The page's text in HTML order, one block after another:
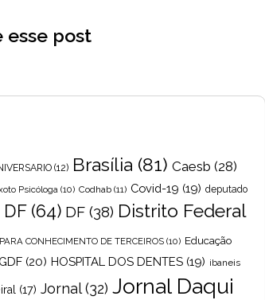
esse post
(12) Brasília (81) Caesb (28)
Psicóloga (10) Codhab (11) Covid-19 (19) deputado
(64) DF (38) Distrito Federal
CONHECIMENTO DE TERCEIROS (10) Educação
GDF (20) HOSPITAL DOS DENTES (19) ibaneis
(17) Jornal(32) Jornal Daqui